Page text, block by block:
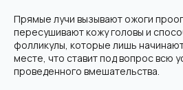
Прямые лучи вызывают ожоги
пересушивают кожу головы и
фолликулы, которые лишь
месте, что ставит под вопрос всю
проведенного вмешательства.